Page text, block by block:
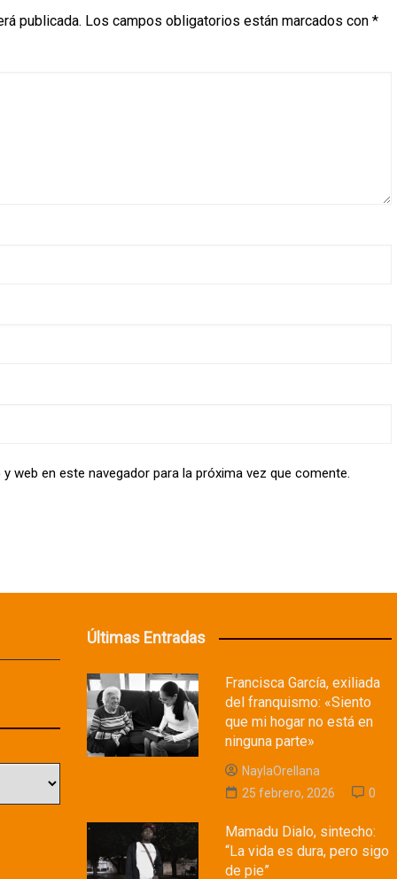
publicada. Los campos obligatorios están marcados con *
web en este navegador para la próxima vez que comente.
Últimas Entradas
Francisca García, exiliada
del franquismo: «Siento
que mi hogar no está en
ninguna parte»
NaylaOrellana
25 febrero, 2026
0
Mamadu Dialo, sintecho:
“La vida es dura, pero sigo
de pie”